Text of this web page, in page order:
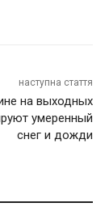
наступна стаття
на выходных
умеренный
снег и дожди